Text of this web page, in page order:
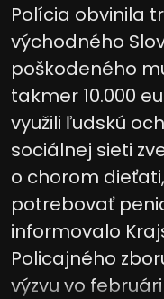
Polícia obvinila
východného
poškodeného
takmer 10.000
využili ľudskú
sociálnej sieti
o chorom
potrebovať
informovalo
Policajného
výzvu vo